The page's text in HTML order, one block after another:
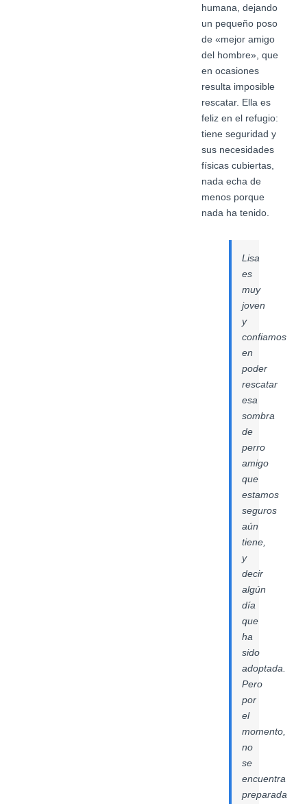
humana, dejando
un pequeño poso
de «mejor amigo
del hombre», que
en ocasiones
resulta imposible
rescatar. Ella es
feliz en el refugio:
tiene seguridad y
sus necesidades
físicas cubiertas,
nada echa de
menos porque
nada ha tenido.
Lisa
es
muy
joven
y
confiamos
en
poder
rescatar
esa
sombra
de
perro
amigo
que
estamos
seguros
aún
tiene,
y
decir
algún
día
que
ha
sido
adoptada.
Pero
por
el
momento,
no
se
encuentra
preparada